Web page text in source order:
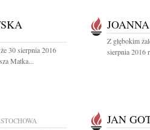
30 sierpnia 2016
Matka...
Z głębokim
sierpnia 2016
JAN